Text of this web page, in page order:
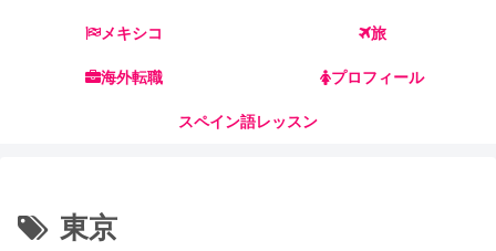
メキシコ 旅
海外転職 プロフィール
スペイン語レッスン
東京